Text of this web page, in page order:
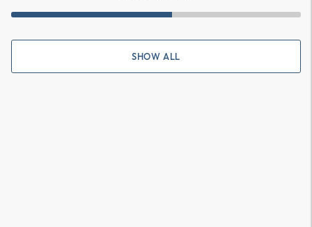
SHOW ALL